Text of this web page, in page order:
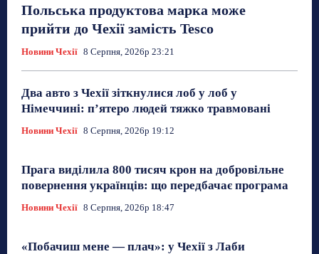
Польська продуктова марка може
прийти до Чехії замість Tesco
Новини Чехії 8 Серпня, 2026р 23:21
Два авто з Чехії зіткнулися лоб у лоб у
Німеччині: п’ятеро людей тяжко травмовані
Новини Чехії 8 Серпня, 2026р 19:12
Прага виділила 800 тисяч крон на добровільне
повернення українців: що передбачає програма
Новини Чехії 8 Серпня, 2026р 18:47
«Побачиш мене — плач»: у Чехії з Лаби